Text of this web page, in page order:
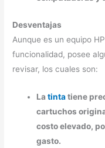
Desventajas
Aunque es un equipo
funcionalidad, posee
revisar, los cuales son:
Latintatiene
cartuchos
costo elevado,
gasto.